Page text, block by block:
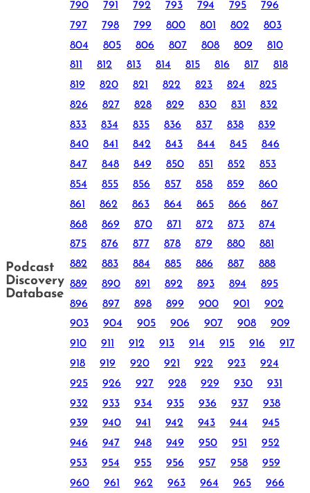
Podcast
Discovery
Database
790
791 792 793 794 795
796
797
798 799 800 801 802
803
804
805 806 807 808 809
810
811
812 813 814 815 816 817
818
819
820 821 822 823 824
825
826
827 828 829 830 831
832
833
834 835 836 837 838
839
840
841 842 843 844 845
846
847
848 849 850 851 852
853
854
855 856 857 858 859
860
861
862 863 864 865 866
867
868
869 870 871 872 873
874
875
876 877 878 879 880
881
882
883 884 885 886 887
888
889
890 891 892 893 894
895
896
897 898 899 900 901
902
903
904 905 906 907 908
909
910
911 912 913 914 915 916
917
918
919 920 921 922 923
924
925
926 927 928 929 930
931
932
933 934 935 936 937
938
939
940 941 942 943 944
945
946
947 948 949 950 951
952
953
954 955 956 957 958
959
960
961 962 963 964 965
966